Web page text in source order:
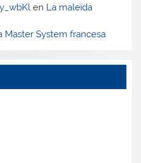
en La maleïda
Master System francesa